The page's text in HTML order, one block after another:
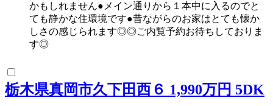
かもしれません●メイン通りから１本中に入るのでと
ても静かな住環境です●昔ながらのお家はとても懐か
しさの感じられます◎◎ご内覧予約お待ちしておりま
す◎
栃木県真岡市久下田西６ 1,990万円 5DK